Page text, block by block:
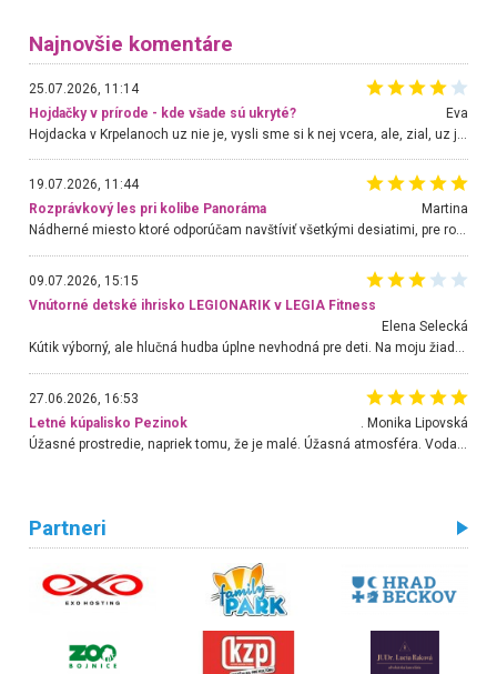
Najnovšie komentáre
25.07.2026, 11:14
Hojdačky v prírode - kde všade sú ukryté?
Eva
19.07.2026, 11:44
Rozprávkový les pri kolibe Panoráma
Martina
Nádherné miesto ktoré odporúčam navštíviť všetkými desiatimi, pre rodiny s deťmi, dôchodcom... Proste a jednoducho ozaj rozprávkový les.. určite ešte prídeme. Odniesli sme si na pamiatku krásne tričká,
09.07.2026, 15:15
Vnútorné detské ihrisko LEGIONARIK v LEGIA Fitness
Elena Selecká
Kútik výborný, ale hlučná hudba úplne nevhodná pre deti. Na moju žiadosť o aspoň sušenie nereagovali.
27.06.2026, 16:53
Letné kúpalisko Pezinok
. Monika Lipovská
Partneri